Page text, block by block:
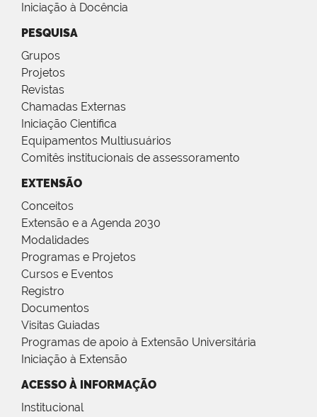
Iniciação à Docência
PESQUISA
Grupos
Projetos
Revistas
Chamadas Externas
Iniciação Científica
Equipamentos Multiusuários
Comitês institucionais de assessoramento
EXTENSÃO
Conceitos
Extensão e a Agenda 2030
Modalidades
Programas e Projetos
Cursos e Eventos
Registro
Documentos
Visitas Guiadas
Programas de apoio à Extensão Universitária
Iniciação à Extensão
ACESSO À INFORMAÇÃO
Institucional